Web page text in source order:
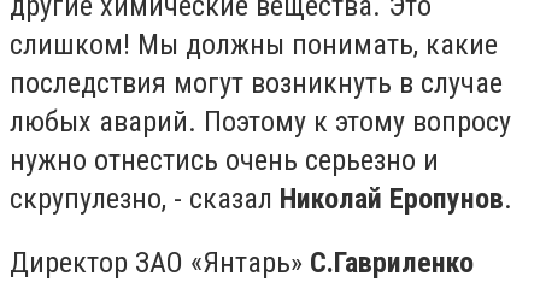
слишком! Мы должны понимать, какие
последствия могут возникнуть в случае
любых аварий. Поэтому к этому вопросу
нужно отнестись очень серьезно и
скрупулезно, - сказал Николай Еропунов.
Директор ЗАО «Янтарь» С.Гавриленко